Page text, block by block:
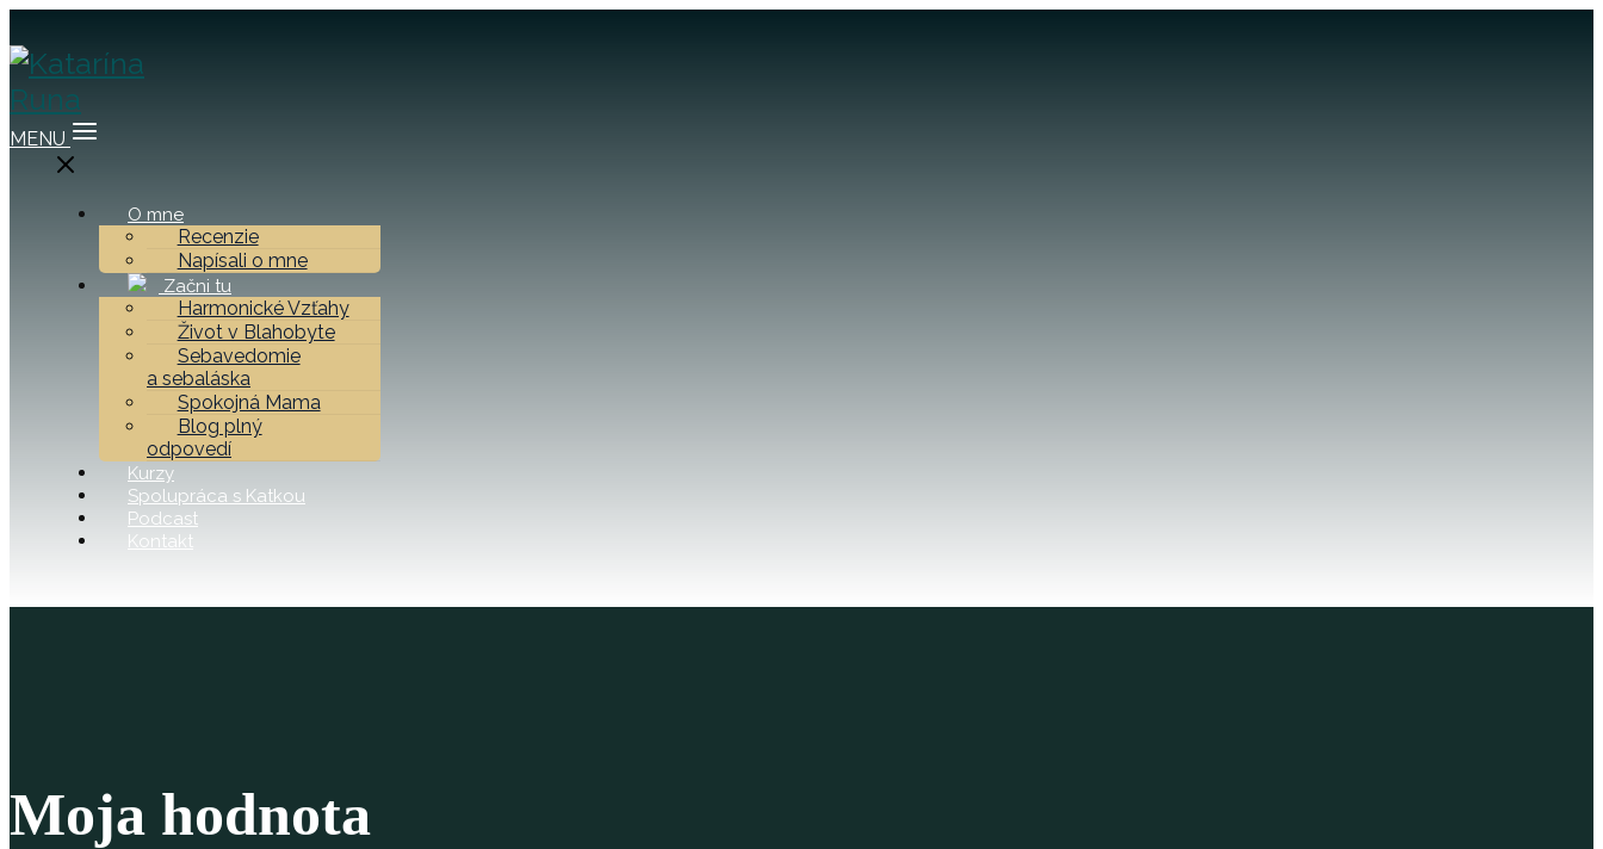
MENU
O mne
Recenzie
Napísali o mne
Začni tu
Harmonické Vzťahy
Život v Blahobyte
Sebavedomie
a sebaláska
Spokojná Mama
Blog plný
odpovedí
Kurzy
Spolupráca s Katkou
Podcast
Kontakt
Moja hodnota